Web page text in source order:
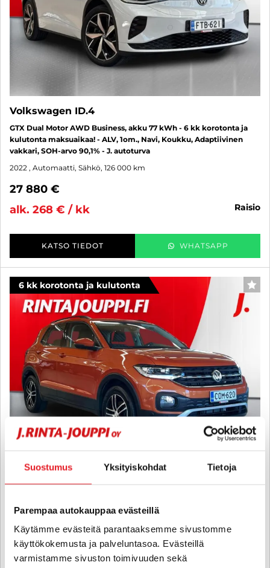
Suostumus Yksityiskohdat Tietoja
Parempaa autokauppaa evästeillä
Käytämme evästeitä parantaaksemme sivustomme
käyttökokemusta ja palveluntasoa. Evästeillä
varmistamme sivuston toimivuuden sekä
Volkswagen ID.4
GTX Dual Motor AWD Business, akku 77 kWh - 6 kk korotonta ja
kulutonta maksuaikaa! - ALV, 1om., Navi, Koukku, Adaptiivinen
vakkari, SOH-arvo 90,1% - J. autoturva
2022 , Automaatti, Sähkö, 126 000 km
27 880 €
alk. 268 € / kk
raisio
KATSO TIEDOT WHATSAPP
6 kk korotonta ja kulutonta
Volkswagen T-Cross
maksuaikaa! - Hyvin varusteltu T-Cross, jakohihna 1/2026! - J.
autoturva
2020 , Automaatti, Bensiini, 52 000 km
21 500 €21 180 €